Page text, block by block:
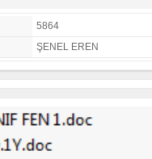
5864
ŞENEL EREN